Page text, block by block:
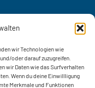
wir Technologien wie
oder darauf zuzugreifen.
wir Daten wie das Surfverhalten
Wenn du deine Einwillligung
Merkmale und Funktionen